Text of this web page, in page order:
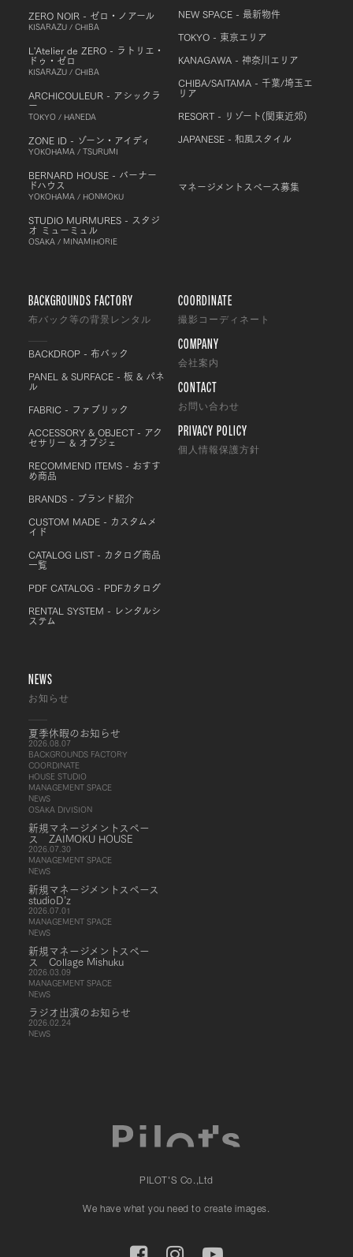
ZERO NOIR - ゼロ・ノアール
KISARAZU / CHIBA
L'Atelier de ZERO - ラトリエ・
ドゥ・ゼロ
KISARAZU / CHIBA
ARCHICOULEUR - アシックラ
ー
TOKYO / HANEDA
ZONE ID - ゾーン・アイディ
YOKOHAMA / TSURUMI
BERNARD HOUSE - バーナー
ドハウス
YOKOHAMA / HONMOKU
STUDIO MURMURES - スタジ
オ ミューミュル
OSAKA / MINAMIHORIE
NEW SPACE - 最新物件
TOKYO - 東京エリア
KANAGAWA - 神奈川エリア
CHIBA/SAITAMA - 千葉/埼玉エ
リア
RESORT - リゾート(関東近郊)
JAPANESE - 和風スタイル
マネージメントスペース募集
BACKGROUNDS FACTORY
布バック等の背景レンタル
BACKDROP - 布バック
PANEL & SURFACE - 板 & パネ
ル
FABRIC - ファブリック
ACCESSORY & OBJECT - アク
セサリー & オブジェ
RECOMMEND ITEMS - おすす
め商品
BRANDS - ブランド紹介
CUSTOM MADE - カスタムメ
イド
CATALOG LIST - カタログ商品
一覧
PDF CATALOG - PDFカタログ
RENTAL SYSTEM - レンタルシ
ステム
COORDINATE
撮影コーディネート
COMPANY
会社案内
CONTACT
お問い合わせ
PRIVACY POLICY
個人情報保護方針
NEWS
お知らせ
夏季休暇のお知らせ
2026.08.07
BACKGROUNDS FACTORY
COORDINATE
HOUSE STUDIO
MANAGEMENT SPACE
NEWS
OSAKA DIVISION
新規マネージメントスペー
ス ZAIMOKU HOUSE
2026.07.30
MANAGEMENT SPACE
NEWS
新規マネージメントスペース
studioD’z
2026.07.01
MANAGEMENT SPACE
NEWS
新規マネージメントスペー
ス Collage Mishuku
2026.03.09
MANAGEMENT SPACE
NEWS
ラジオ出演のお知らせ
2026.02.24
NEWS
PILOT'S Co.,Ltd
We have what you need to create images.